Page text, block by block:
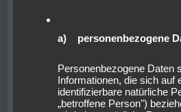
Hälte der Reise befassten.
die verbleibenden Tage
Rundgang durch die Altstadt
brachten uns schlussendlich
Picchu, indem vieles über die
a) personenbezogene
Personenbezogene Daten
Informationen, die sich auf
identifizierbare natürliche
„betroffene Person")